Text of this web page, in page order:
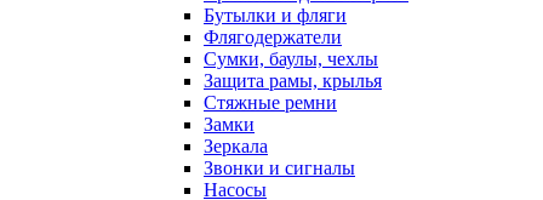
Бутылки и фляги
Флягодержатели
Сумки, баулы, чехлы
Защита рамы, крылья
Стяжные ремни
Замки
Зеркала
Звонки и сигналы
Насосы